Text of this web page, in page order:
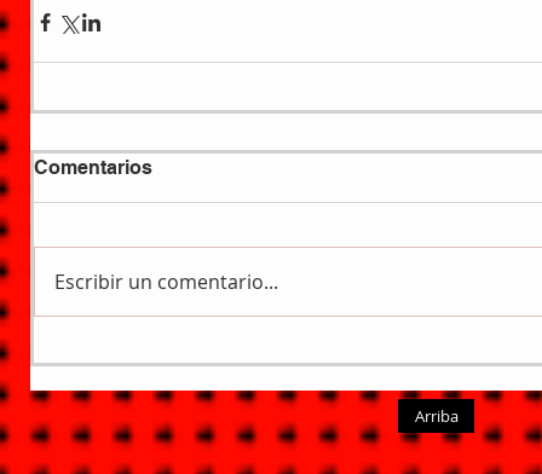
Comentarios
Escribir un comentario...
Arriba